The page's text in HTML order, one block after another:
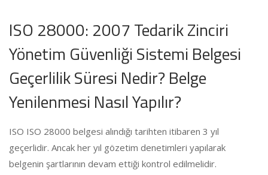
ISO 28000: 2007 Tedarik Zinciri
Yönetim Güvenliği Sistemi Belgesi
Geçerlilik Süresi Nedir? Belge
Yenilenmesi Nasıl Yapılır?
ISO ISO 28000 belgesi alındığı tarihten itibaren 3 yıl
geçerlidir. Ancak her yıl gözetim denetimleri yapılarak
belgenin şartlarının devam ettiği kontrol edilmelidir.